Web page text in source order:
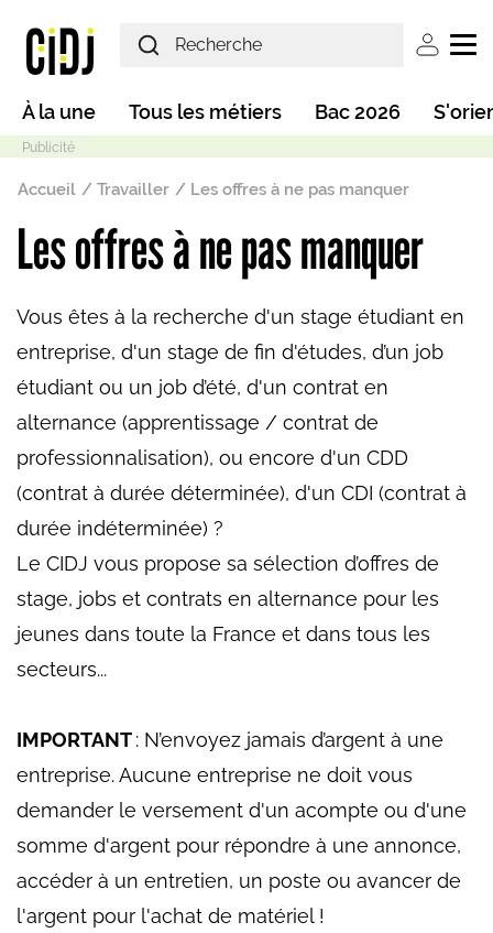
User
Main navigation
À la une Tous les métiers Bac 2026
Fil d'Ariane
Accueil Travailler Les offres à ne pas manquer
Les offres à ne pas manquer
Vous êtes à la recherche d'un stage étudiant en
entreprise, d'un stage de fin d'études, d’un job
étudiant ou un job d’été, d'un contrat en
alternance (apprentissage / contrat de
professionnalisation), ou encore d'un CDD
(contrat à durée déterminée), d'un CDI (contrat à
durée indéterminée) ?
Le CIDJ vous propose sa sélection d’offres de
stage, jobs et contrats en alternance pour les
jeunes dans toute la France et dans tous les
secteurs...
IMPORTANT: N’envoyez jamais d’argent à une
entreprise. Aucune entreprise ne doit vous
demander le versement d'un acompte ou d'une
somme d'argent pour répondre à une annonce,
accéder à un entretien, un poste ou avancer de
l'argent pour l'achat de matériel !